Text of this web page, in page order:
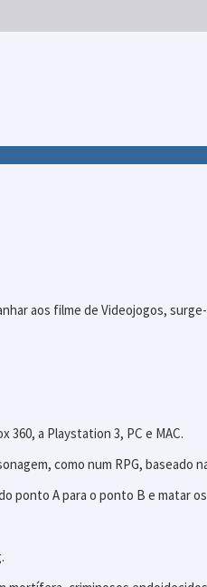
aos filme de Videojogos,
360, a Playstation 3, PC e MAC.
como num RPG,
ponto A para o ponto B e